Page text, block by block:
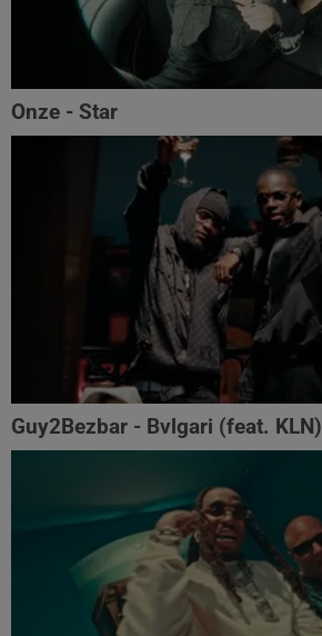
Onze - Star
Guy2Bezbar - Bvlgari (feat. KLN)